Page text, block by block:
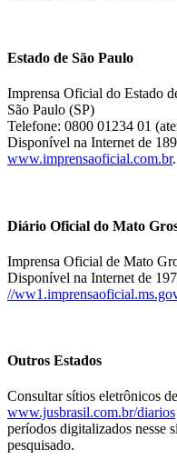
Estado de São Paulo
Imprensa Oficial do Estado
São Paulo (SP)
Telefone: 0800 01234 01
Disponível na Internet de
www.imprensaoficial.com.br.
Diário Oficial do Mato
Imprensa Oficial de Mato
Disponível na Internet de
//
Outros Estados
Consultar sítios eletrônicos
www.jusbrasil.com.br/diarios
períodos digitalizados nesse
pesquisado.